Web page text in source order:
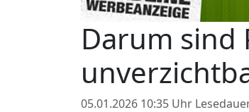
Darum sind
05.01.2026 10:35 Uhr